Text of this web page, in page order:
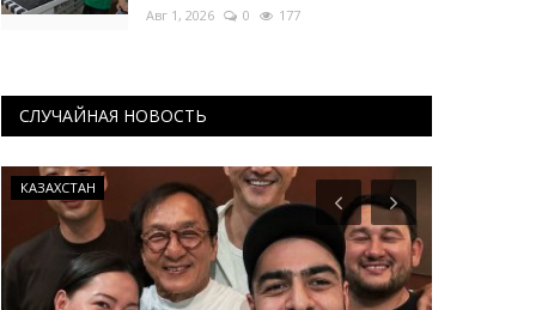
Авг 1, 2026 0 177
СЛУЧАЙНАЯ НОВОСТЬ
КАЗАХСТАН